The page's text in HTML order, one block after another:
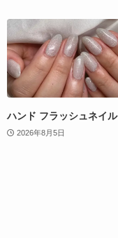
ハンド フラッシュネイル
2026年8月5日